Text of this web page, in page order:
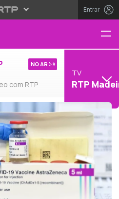
Entrar
com RTP
NO AR
TV
RTP